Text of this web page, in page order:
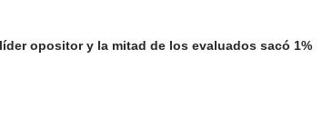
opositor y la mitad de los evaluados sacó 1%